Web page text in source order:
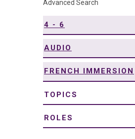
Advanced Search
4 - 6
AUDIO
FRENCH IMMERSION
TOPICS
ROLES